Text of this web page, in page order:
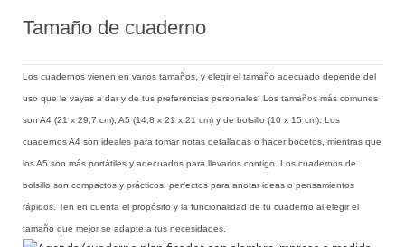
Tamaño de cuaderno
Los cuadernos vienen en varios tamaños, y elegir el tamaño adecuado depende del
uso que le vayas a dar y de tus preferencias personales. Los tamaños más comunes
son A4 (21 x 29,7 cm), A5 (14,8 x 21 x 21 cm) y de bolsillo (10 x 15 cm). Los
cuadernos A4 son ideales para tomar notas detalladas o hacer bocetos, mientras que
los A5 son más portátiles y adecuados para llevarlos contigo. Los cuadernos de
bolsillo son compactos y prácticos, perfectos para anotar ideas o pensamientos
rápidos. Ten en cuenta el propósito y la funcionalidad de tu cuaderno al elegir el
tamaño que mejor se adapte a tus necesidades.